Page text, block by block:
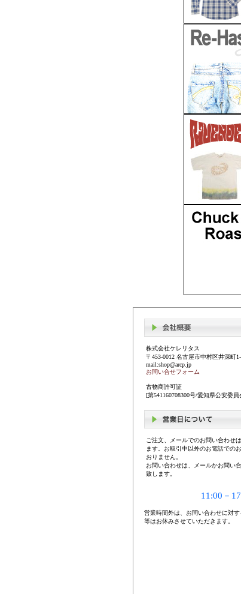
株式会社ケレリタス
〒453-0012 名古屋市中村区井深町1-
mail:shop@arcp.jp
お問い合せフォーム
古物商許可証
[第541160708300号/愛知県公安委員
ご注文、メールでのお問い合わせ
ます。お取引中以外のお電話での
おりません。
お問い合わせは、メールかお問い
致します。
11:00－
営業時間外は、お問い合わせに対
等はお休みさせていただきます。